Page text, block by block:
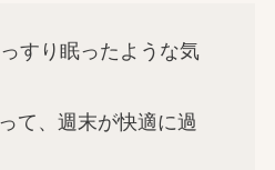
すり眠ったような気
て、週末が快適に過